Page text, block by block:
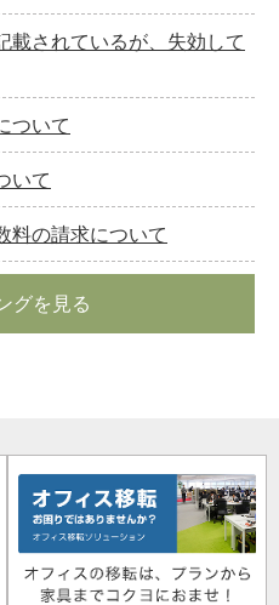
載されているが、失効して
ついて
いて
料の請求について
グを見る